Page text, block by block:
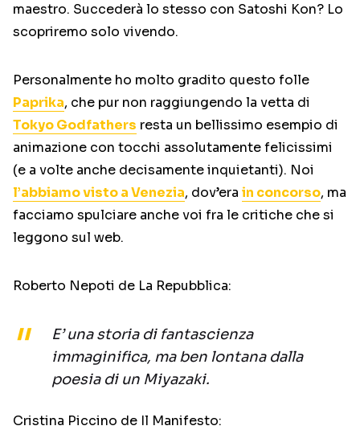
maestro. Succederà lo stesso con Satoshi Kon? Lo
scopriremo solo vivendo.
Personalmente ho molto gradito questo folle
Paprika, che pur non raggiungendo la vetta di
Tokyo Godfathers resta un bellissimo esempio di
animazione con tocchi assolutamente felicissimi
(e a volte anche decisamente inquietanti). Noi
l’abbiamo visto a Venezia, dov’era in concorso, ma
facciamo spulciare anche voi fra le critiche che si
leggono sul web.
Roberto Nepoti de La Repubblica:
E’ una storia di fantascienza
immaginifica, ma ben lontana dalla
poesia di un Miyazaki.
Cristina Piccino de Il Manifesto: